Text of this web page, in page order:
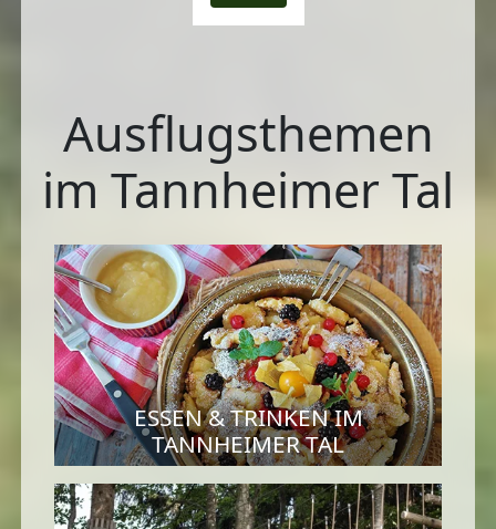
Ausflugsthemen
im Tannheimer Tal
ESSEN & TRINKEN IM
TANNHEIMER TAL